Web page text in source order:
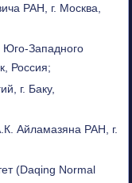
РАН, г. Москва,
Юго-Западного
Россия;
г. Баку,
Айламазяна РАН, г.
(Daqing Normal